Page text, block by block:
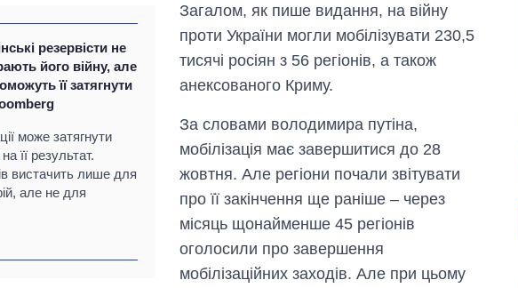
резервісти не
його війну, але
її затягнути
може затягнути
її результат.
вистачить лише для
але не для
Загалом, як пише видання, на війну
проти України могли мобілізувати 230,5
тисячі росіян з 56 регіонів, а також
анексованого Криму.
За словами володимира путіна,
мобілізація має завершитися до 28
жовтня. Але регіони почали звітувати
про її закінчення ще раніше – через
місяць щонайменше 45 регіонів
оголосили про завершення
мобілізаційних заходів. Але при цьому
бакалаврат,
магістратуру та
аспірантуру